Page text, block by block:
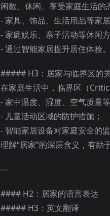
闲散、休闲、享受家庭生活的
- 家具、饰品、生活用品等家居
- 家庭娱乐、亲子活动等休闲方
- 通过智能家居提升居住体验。
##### H3：居家与临界区的
在家庭生活中，临界区（
- 家中温度、湿度、空气质量
- 儿童活动区域的防护措施；
- 智能家居设备对家庭安全的监
理解“居家”的深层含义，有助
---
#### H2：居家的语言表达
##### H3：英文翻译